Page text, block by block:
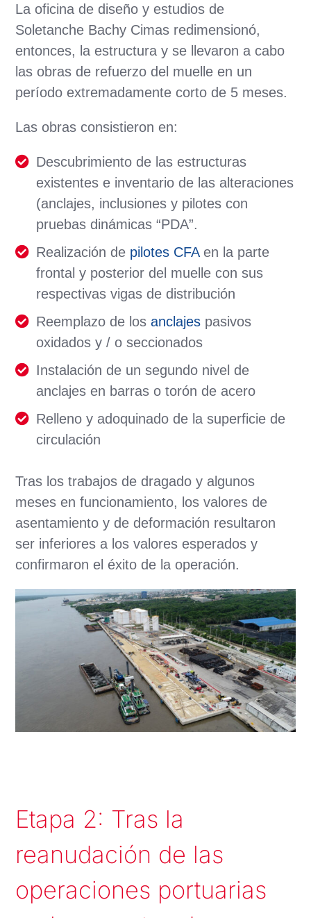
La oficina de diseño y estudios de
Soletanche Bachy Cimas redimensionó,
entonces, la estructura y se llevaron a cabo
las obras de refuerzo del muelle en un
período extremadamente corto de 5 meses.
Las obras consistieron en:
Descubrimiento de las estructuras
existentes e inventario de las alteraciones
(anclajes, inclusiones y pilotes con
pruebas dinámicas “PDA”.
Realización de pilotes CFAen la parte
frontal y posterior del muelle con sus
respectivas vigas de distribución
Reemplazo de losanclajes pasivos
oxidados y / o seccionados
Instalación de un segundo nivel de
anclajes en barras o torón de acero
Relleno y adoquinado de la superficie de
circulación
Tras los trabajos de dragado y algunos
meses en funcionamiento, los valores de
asentamiento y de deformación resultaron
ser inferiores a los valores esperados y
confirmaron el éxito de la operación.
Etapa 2: Tras la
reanudación de las
operaciones portuarias